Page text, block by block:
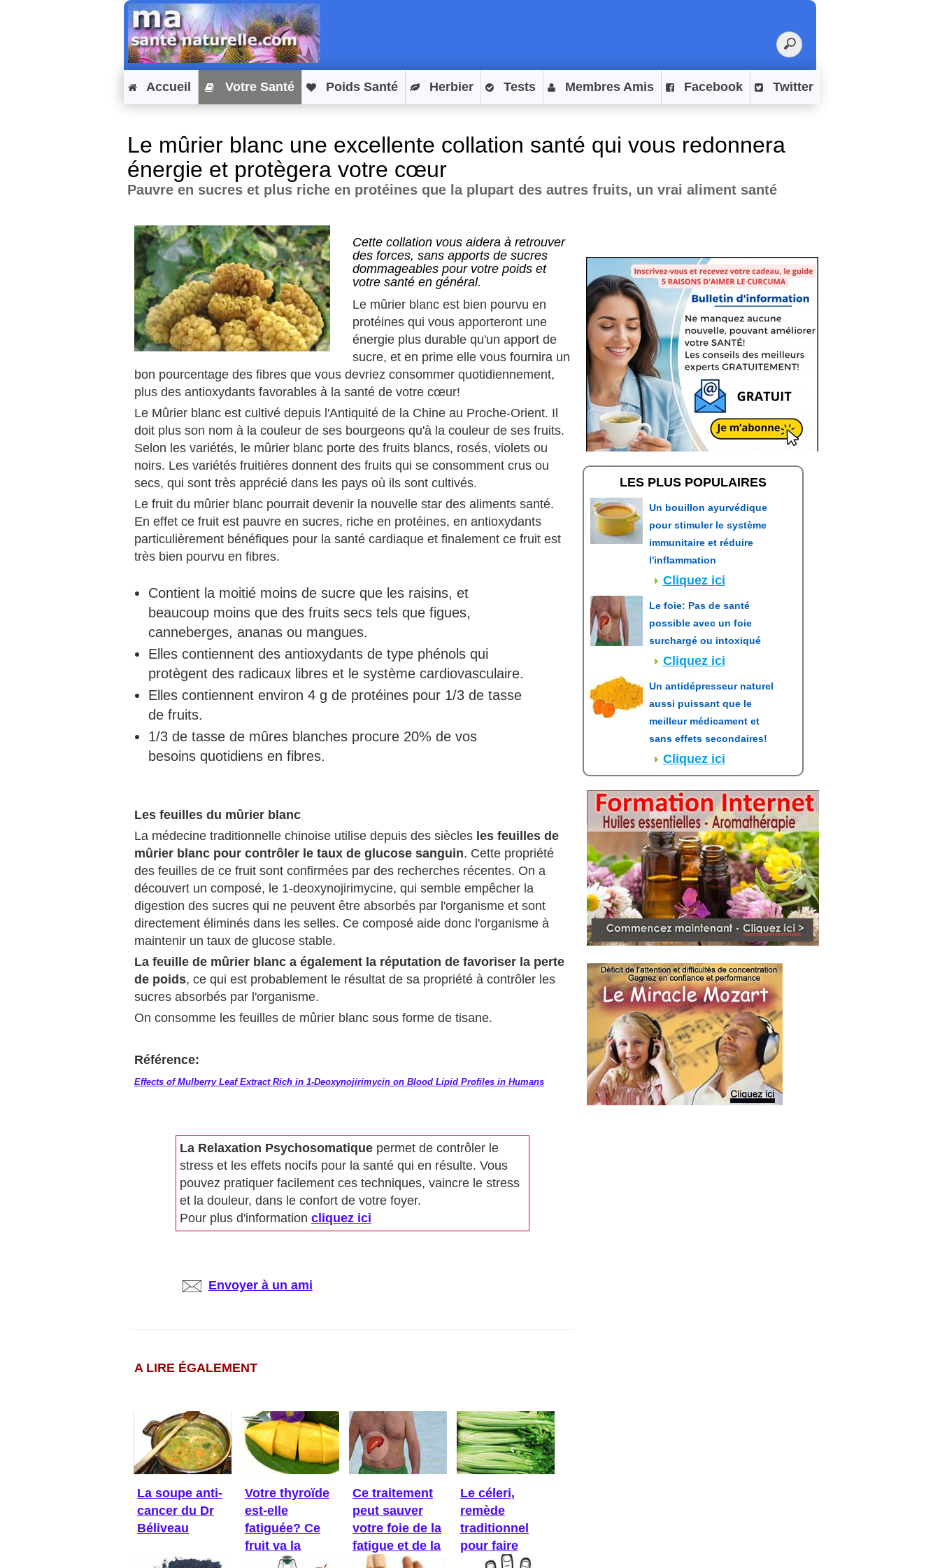
Accueil Votre Santé Poids Santé Herbier Tests Membres Amis Facebook Twitter
Le mûrier blanc une excellente collation santé qui vous redonnera
énergie et protègera votre cœur
Pauvre en sucres et plus riche en protéines que la plupart des autres fruits, un vrai aliment santé
Cette collation vous aidera à retrouver
des forces, sans apports de sucres
dommageables pour votre poids et
votre santé en général.
Le mûrier blanc est bien pourvu en
protéines qui vous apporteront une
énergie plus durable qu'un apport de
sucre, et en prime elle vous fournira un
bon pourcentage des fibres que vous devriez consommer quotidiennement,
plus des antioxydants favorables à la santé de votre cœur!
Le Mûrier blanc est cultivé depuis l'Antiquité de la Chine au Proche-Orient. Il
doit plus son nom à la couleur de ses bourgeons qu'à la couleur de ses fruits.
Selon les variétés, le mûrier blanc porte des fruits blancs, rosés, violets ou
noirs. Les variétés fruitières donnent des fruits qui se consomment crus ou
secs, qui sont très apprécié dans les pays où ils sont cultivés.
Le fruit du mûrier blanc pourrait devenir la nouvelle star des aliments santé.
En effet ce fruit est pauvre en sucres, riche en protéines, en antioxydants
particulièrement bénéfiques pour la santé cardiaque et finalement ce fruit est
très bien pourvu en fibres.
Contient la moitié moins de sucre que les raisins, et
beaucoup moins que des fruits secs tels que figues,
canneberges, ananas ou mangues.
Elles contiennent des antioxydants de type phénols qui
protègent des radicaux libres et le système cardiovasculaire.
Elles contiennent environ 4 g de protéines pour 1/3 de tasse
de fruits.
1/3 de tasse de mûres blanches procure 20% de vos
besoins quotidiens en fibres.
Les feuilles du mûrier blanc
La médecine traditionnelle chinoise utilise depuis des siècles les feuilles de
mûrier blanc pour contrôler le taux de glucose sanguin. Cette propriété
des feuilles de ce fruit sont confirmées par des recherches récentes. On a
découvert un composé, le 1-deoxynojirimycine, qui semble empêcher la
digestion des sucres qui ne peuvent être absorbés par l'organisme et sont
directement éliminés dans les selles. Ce composé aide donc l'organisme à
maintenir un taux de glucose stable.
La feuille de mûrier blanc a également la réputation de favoriser la perte
de poids, ce qui est probablement le résultat de sa propriété à contrôler les
sucres absorbés par l'organisme.
On consomme les feuilles de mûrier blanc sous forme de tisane.
Référence:
Effects of Mulberry Leaf Extract Rich in 1-Deoxynojirimycin on Blood Lipid Profiles in Humans
La Relaxation Psychosomatiquepermet de contrôler le
stress et les effets nocifs pour la santé qui en résulte. Vous
pouvez pratiquer facilement ces techniques, vaincre le stress
et la douleur, dans le confort de votre foyer.
Pour plus d'information cliquez ici
Envoyer à un ami
A LIRE ÉGALEMENT
La soupe anti-
cancer du Dr
Béliveau
Votre thyroïde
est-elle
fatiguée? Ce
fruit va la
réveiller!
Ce traitement
peut sauver
votre foie de la
fatigue et de la
Le céleri,
remède
traditionnel
pour faire
baisser la ...
LES PLUS POPULAIRES
Un bouillon ayurvédique
pour stimuler le système
immunitaire et réduire
l'inflammation
Cliquez ici
Le foie: Pas de santé
possible avec un foie
surchargé ou intoxiqué
Cliquez ici
Un antidépresseur naturel
aussi puissant que le
meilleur médicament et
sans effets secondaires!
Cliquez ici